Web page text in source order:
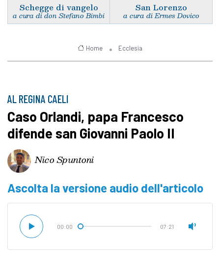
Schegge di vangelo
a cura di don Stefano Bimbi
San Lorenzo
a cura di Ermes Dovico
Home Ecclesia
AL REGINA CAELI
Caso Orlandi, papa Francesco
difende san Giovanni Paolo II
Nico Spuntoni
Ascolta la versione audio dell'articolo
00:00 07:21